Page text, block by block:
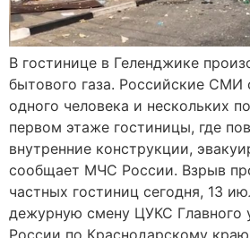
В гостинице в Геленджике
бытового газа. Российские СМИ
одного человека и нескольких
первом этаже гостиницы, где
внутренние конструкции,
сообщает МЧС России. Взрыв
частных гостиниц сегодня, 13
дежурную смену ЦУКС Главного
России по Краснодарскому